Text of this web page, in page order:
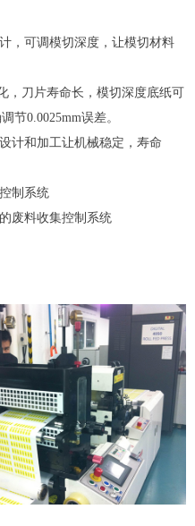
，可调模切深度，让模切材料
刀片寿命长，模切深度底纸可
节0.0025mm误差。
计和加工让机械稳定，寿命
制系统
废料收集控制系统